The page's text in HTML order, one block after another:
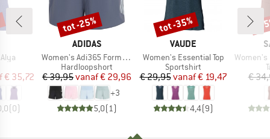
prijs
€ 35,72
(0)
MERK
ADIDAS
Artikel
Women's Adi365 Formotion Shorts
Productgroep
Hardloopshort
Prijs
€ 39,95 Verlaagde prijs
vanaf€ 29,96
+3
5,0(1 )
Korting
tot -25%
MERK
VAUDE
Artikel
Women's Essential Top
Productgroep
Sportshirt
Prijs
€ 29,95 Verlaagde prijs
vanaf€ 19,47
4,4(9)
Korting
tot -35%
Artikel
Women's
€
-